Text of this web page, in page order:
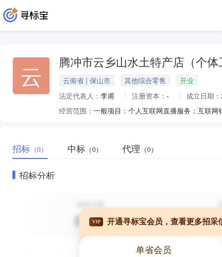
云 腾冲市云乡山水土特产店（个体
云南省 | 保山市 其他综合零售
开业
法定代表人： 李甫 注册资本： - 成立日期：
经营范围：
招标 （0） 中标 （0） 代理 （0）
招标分析
VIP 开通寻标宝会员，查看更多招采
单省会员